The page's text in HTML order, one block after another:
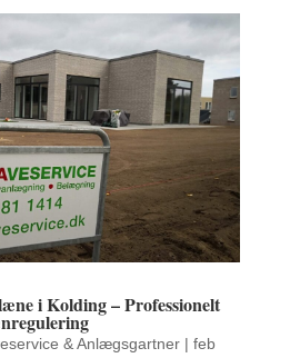
i Kolding – Professionelt
& Anlægsgartner| feb